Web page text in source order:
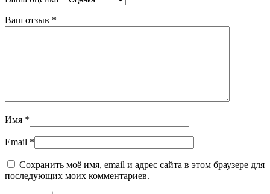
Ваш отзыв *
Имя *
Email *
Сохранить моё имя, email и адрес сайта в этом браузере для
последующих моих комментариев.